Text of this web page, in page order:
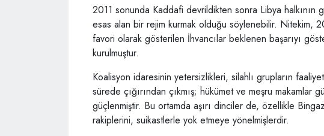
2011 sonunda Kaddafi devrildikten sonra Libya halkının
esas alan bir rejim kurmak olduğu söylenebilir. Nitekim,
favori olarak gösterilen İhvancılar beklenen başarıyı
kurulmuştur.
Koalisyon idaresinin yetersizlikleri, silahlı grupların
sürede çığırından çıkmış; hükümet ve meşru makamlar
güçlenmiştir. Bu ortamda aşırı dinciler de, özellikle
rakiplerini, suikastlerle yok etmeye yönelmişlerdir.